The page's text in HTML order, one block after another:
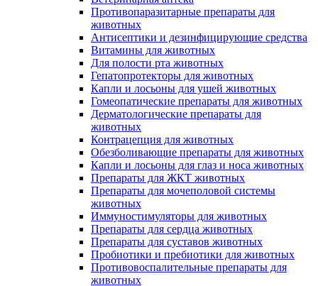
Противопаразитарные препараты для
животных
Антисептики и дезинфицирующие средства
Витамины для животных
Для полости рта животных
Гепатопротекторы для животных
Капли и лосьоны для ушей животных
Гомеопатические препараты для животных
Дерматологические препараты для
животных
Контрацепция для животных
Обезболивающие препараты для животных
Капли и лосьоны для глаз и носа животных
Препараты для ЖКТ животных
Препараты для мочеполовой системы
животных
Иммуностимуляторы для животных
Препараты для сердца животных
Препараты для суставов животных
Пробиотики и пребиотики для животных
Противовоспалительные препараты для
животных